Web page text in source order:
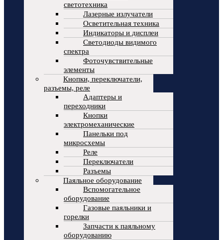
светотехника
Лазерные излучатели
Осветительная техника
Индикаторы и дисплеи
Светодиоды видимого
спектра
Фоточувствительные
элементы
Кнопки, переключатели,
разъемы, реле
Адаптеры и
переходники
Кнопки
электромеханические
Панельки под
микросхемы
Реле
Переключатели
Разъемы
Паяльное оборудование
Вспомогательное
оборудование
Газовые паяльники и
горелки
Запчасти к паяльному
оборудованию